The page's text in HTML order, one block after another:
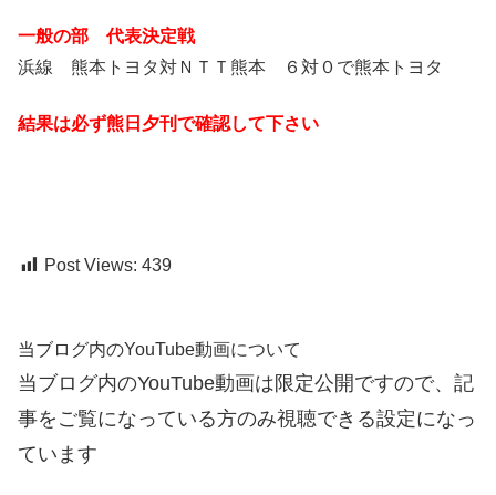
一般の部 代表決定戦
浜線 熊本トヨタ対ＮＴＴ熊本 ６対０で熊本トヨタ
結果は必ず熊日夕刊で確認して下さい
Post Views: 439
当ブログ内のYouTube動画について
当ブログ内のYouTube動画は限定公開ですので、記
事をご覧になっている方のみ視聴できる設定になっ
ています